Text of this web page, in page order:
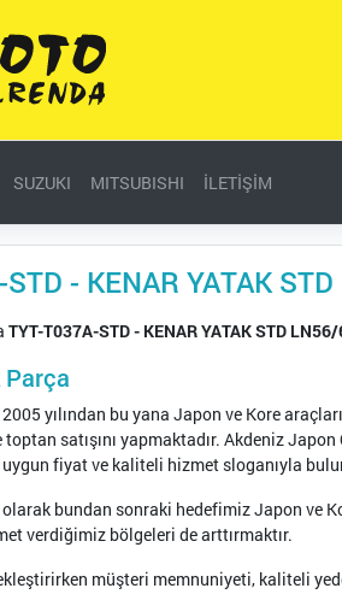
SUZUKI MITSUBISHI İLETİŞİM
STD - KENAR YATAK
TYT-T037A-STD - KENAR YATAK STD
Parça
yılından bu yana Japon ve Kore
satışını yapmaktadır. Akdeniz
fiyat ve kaliteli hizmet sloganıyla
bundan sonraki hedefimiz Japon ve
verdiğimiz bölgeleri de arttırmaktır.
müşteri memnuniyeti, kaliteli